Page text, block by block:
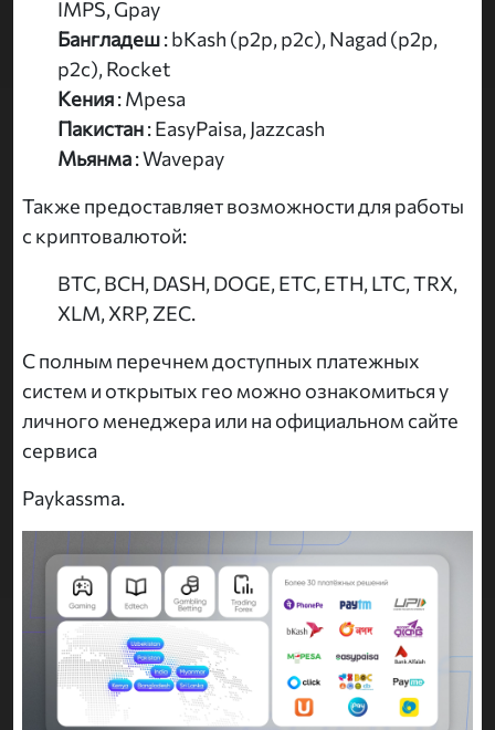
IMPS, Gpay
Бангладеш: bKash (p2p, p2c), Nagad (p2p,
p2c), Rocket
Kения: Mpesa
Пакистан: EasyPaisa, Jazzcash
Мьянма: Wavepay
Также предоставляет возможности для работы
с криптовалютой:
BTC, BCH, DASH, DOGE, ETC, ETH, LTC, TRX,
XLM, XRP, ZEC.
С полным перечнем доступных платежных
систем и открытых гео можно ознакомиться у
личного менеджера или на официальном сайте
сервиса
Paykassma.